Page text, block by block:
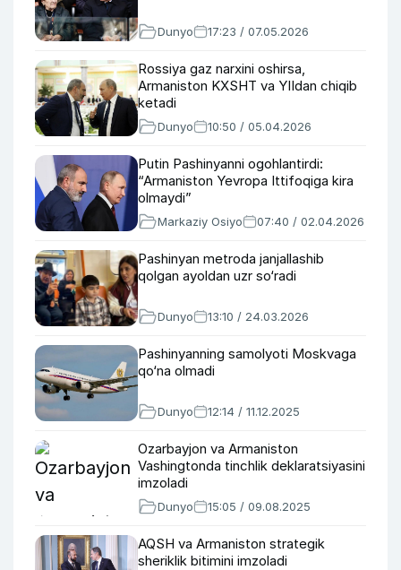
Dunyo 17:23 / 07.05.2026
Rossiya gaz narxini oshirsa,
Armaniston KXSHT va YIIdan chiqib
ketadi
Dunyo 10:50 / 05.04.2026
Putin Pashinyanni ogohlantirdi:
“Armaniston Yevropa Ittifoqiga kira
olmaydi”
Markaziy Osiyo 07:40 / 02.04.2026
Pashinyan metroda janjallashib
qolgan ayoldan uzr so‘radi
Dunyo 13:10 / 24.03.2026
Pashinyanning samolyoti Moskvaga
qo‘na olmadi
Dunyo 12:14 / 11.12.2025
Ozarbayjon va Armaniston
Vashingtonda tinchlik deklaratsiyasini
imzoladi
Dunyo 15:05 / 09.08.2025
AQSH va Armaniston strategik
sheriklik bitimini imzoladi